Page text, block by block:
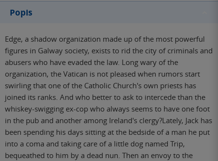
Popis
Edge, a shadow organization made up of the most powerful
figures in Galway society, exists to rid the city of criminals and
abusers who have evaded the law. Long wary of the
organization, the Vatican is not pleased when rumors start
swirling that one of the Catholic Church's own priests has
joined its ranks. And who better to ask to intercede than the
whiskey-swigging ex-cop who always seems to have one foot
in the pub and another among Ireland's clergy?Lately, Jack has
been spending his days sitting at the bedside of a man he put
into a coma and taking care of a little dog named Trip,
bequeathed to him by a dead nun. Then an envoy to the